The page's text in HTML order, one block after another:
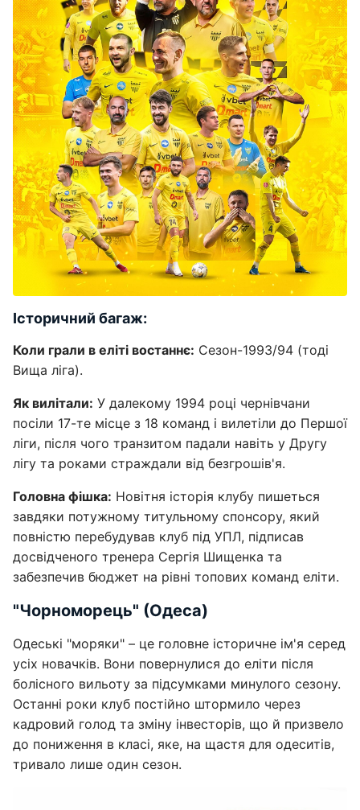
Історичний багаж:
Коли грали в еліті востаннє: Сезон-1993/94 (тоді
Вища ліга).
Як вилітали: У далекому 1994 році чернівчани
посіли 17-те місце з 18 команд і вилетіли до Першої
ліги, після чого транзитом падали навіть у Другу
лігу та роками страждали від безгрошів'я.
Головна фішка: Новітня історія клубу пишеться
завдяки потужному титульному спонсору, який
повністю перебудував клуб під УПЛ, підписав
досвідченого тренера Сергія Шищенка та
забезпечив бюджет на рівні топових команд еліти.
"Чорноморець" (Одеса)
Одеські "моряки" – це головне історичне ім'я серед
усіх новачків. Вони повернулися до еліти після
болісного вильоту за підсумками минулого сезону.
Останні роки клуб постійно штормило через
кадровий голод та зміну інвесторів, що й призвело
до пониження в класі, яке, на щастя для одеситів,
тривало лише один сезон.